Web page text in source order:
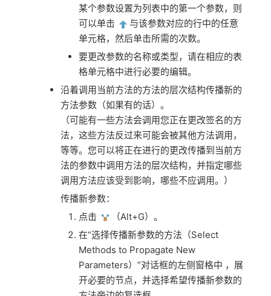
某个参数设置为列表中的第一个参数，则
可以单击
与该参数对应的行中的任意
单元格，然后单击所需的次数。
要更改参数的名称或类型，请在相应的表
格单元格中进行必要的编辑。
沿着调用当前方法的方法的层次结构传播新的
方法参数（如果有的话）。
（可能有一些方法会调用您正在更改签名的方
法，这些方法反过来可能会被其他方法调用，
等等。您可以将正在进行的更改传播到当前方
法的参数中调用方法的层次结构，并指定哪些
调用方法应该受到影响，哪些不应调用。）
传播新参数：
点击
（Alt+G）。
在“选择传播新参数的方法（Select
Methods to Propagate New
Parameters）”对话框的左侧窗格中 ，展
开必要的节点，并选择希望传播新参数的